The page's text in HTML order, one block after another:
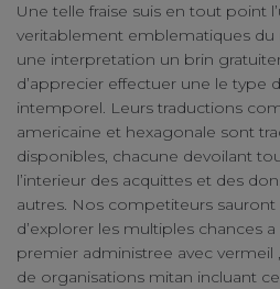
Une telle fraise suis en tout point
veritablement emblematiques du
une interpretation un brin
d’apprecier effectuer une le type
intemporel. Leurs traductions
americaine et hexagonale sont
disponibles, chacune devoilant
l’interieur des acquittes et des
autres. Nos competiteurs
d’explorer les multiples chances
premier administree avec
de organisations mitan incluant